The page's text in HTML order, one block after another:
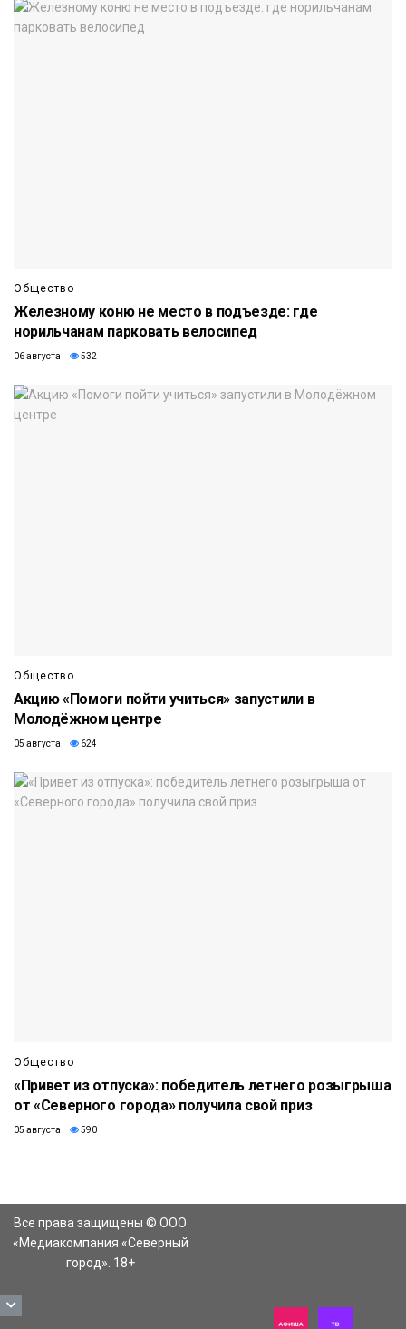
Общество
Железному коню не место в подъезде: где
норильчанам парковать велосипед
06 августа 532
Общество
Акцию «Помоги пойти учиться» запустили в
Молодёжном центре
05 августа 624
Общество
«Привет из отпуска»: победитель летнего розыгрыша
от «Северного города» получила свой приз
05 августа 590
Все права защищены © ООО
«Медиакомпания «Северный
город». 18+